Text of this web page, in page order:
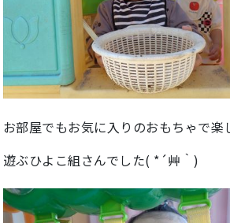
お部屋でもお気に入りのおもちゃで楽
遊ぶひよこ組さんでした( *´艸｀)